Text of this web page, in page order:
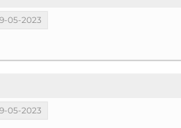
05-2023
05-2023